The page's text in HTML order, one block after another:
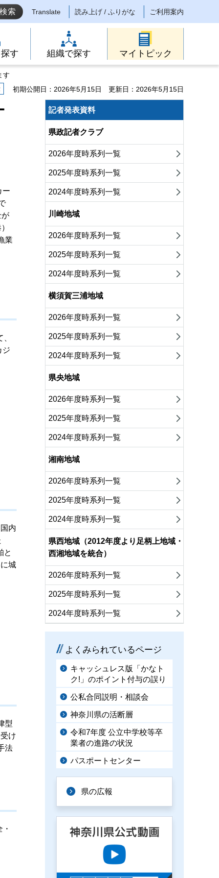
Translate 読み上げ / ふりがな ご利用案内
す 組織で探す マイトピック
す
初期公開日：2026年5月15日 更新日：2026年5月15日
ー
が
業
ジ
内
と
城
型
け
法
記者発表資料
県政記者クラブ
2026年度時系列一覧
2025年度時系列一覧
2024年度時系列一覧
川崎地域
2026年度時系列一覧
2025年度時系列一覧
2024年度時系列一覧
横須賀三浦地域
2026年度時系列一覧
2025年度時系列一覧
2024年度時系列一覧
県央地域
2026年度時系列一覧
2025年度時系列一覧
2024年度時系列一覧
湘南地域
2026年度時系列一覧
2025年度時系列一覧
2024年度時系列一覧
県西地域（2012年度より足柄上地域・
西湘地域を統合）
2026年度時系列一覧
2025年度時系列一覧
2024年度時系列一覧
よくみられているページ
キャッシュレス版「かなト
ク!」のポイント付与の誤り
公私合同説明・相談会
神奈川県の活断層
令和7年度 公立中学校等卒
業者の進路の状況
パスポートセンター
県の広報